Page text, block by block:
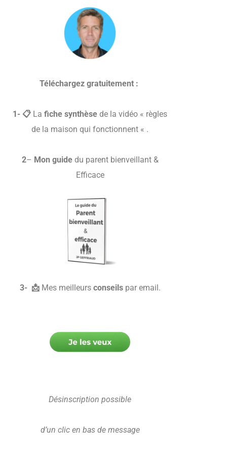
Téléchargez gratuitement :
1- 📋 Lafiche synthèse de la vidéo « règles
de la maison qui fonctionnent « .
2– Mon guidedu parent bienveillant &
Efficace
3- 📩 Mes meilleurs conseilspar email.
Désinscription possible
d’un clic en bas de message